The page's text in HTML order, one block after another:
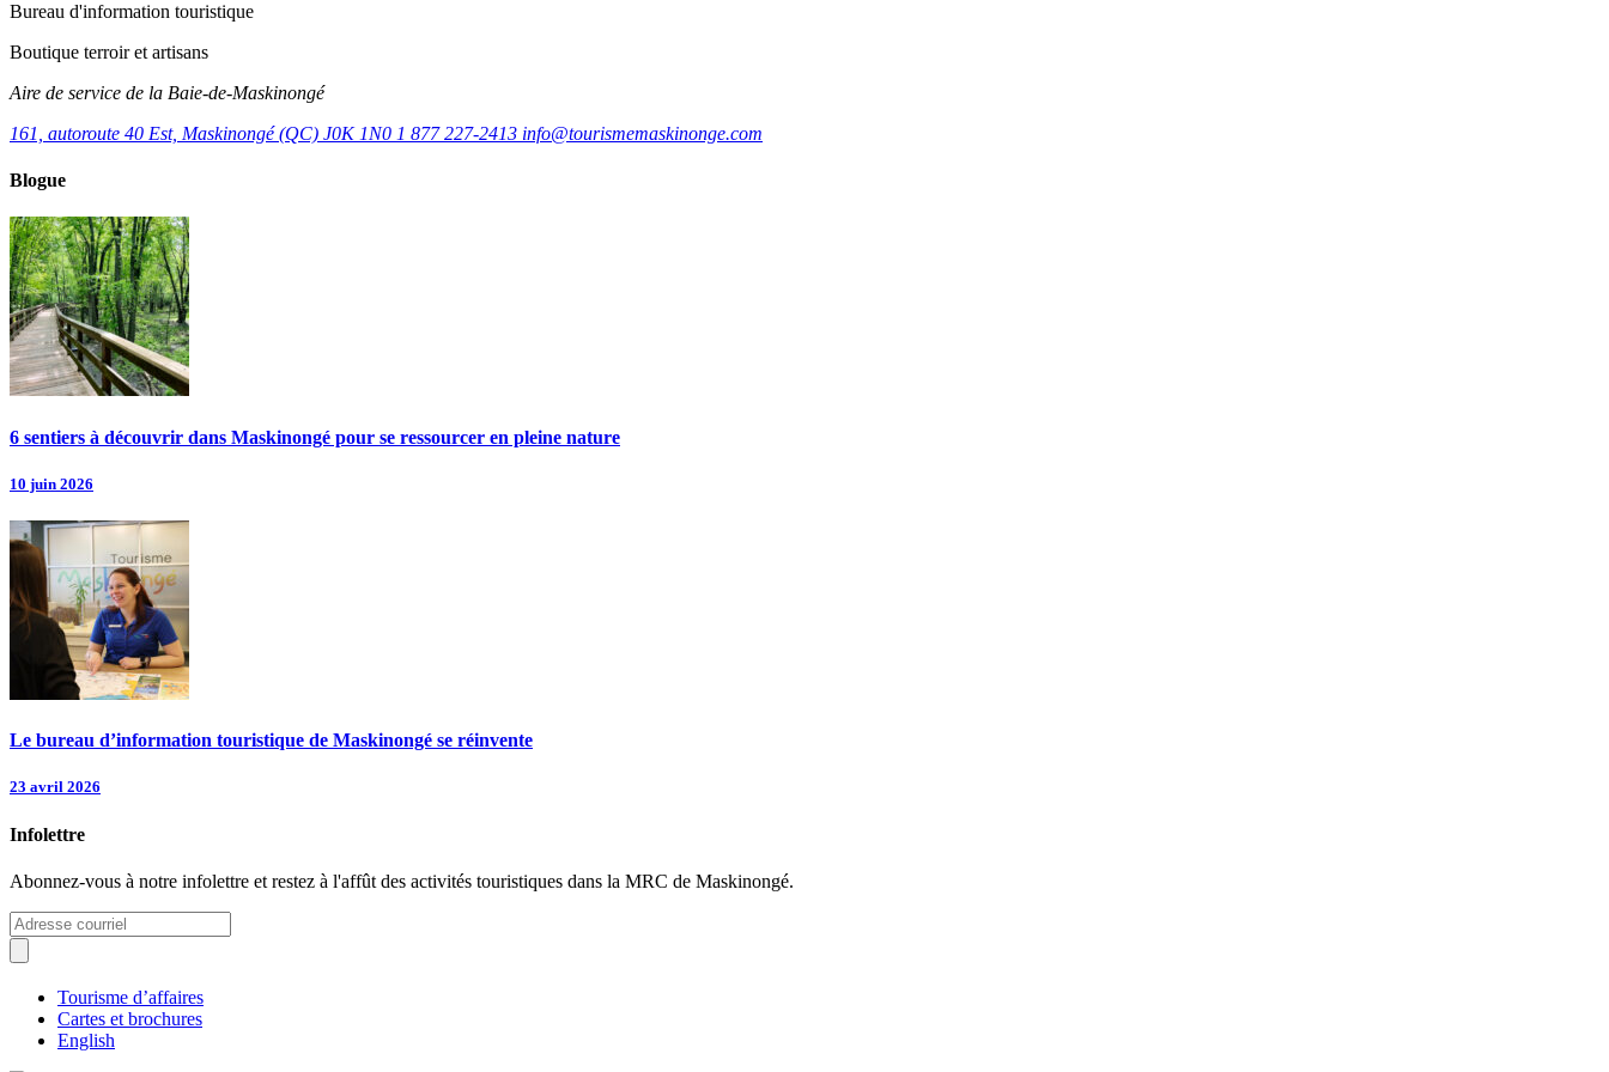
Bureau d'information touristique
Boutique terroir et artisans
Aire de service de la Baie-de-Maskinongé
161, autoroute 40 Est, Maskinongé (QC) J0K 1N0 1 877 227-2413 info@tourismemaskinonge.com
Blogue
6 sentiers à découvrir dans Maskinongé pour se ressourcer en pleine nature
10 juin 2026
Le bureau d’information touristique de Maskinongé se réinvente
23 avril 2026
Infolettre
Abonnez-vous à notre infolettre et restez à l'affût des activités touristiques dans la MRC de Maskinongé.
Tourisme d’affaires
Cartes et brochures
English